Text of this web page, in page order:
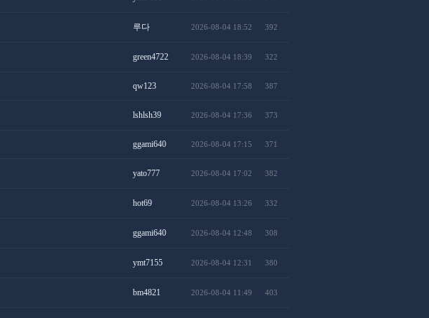
루다 2026-08-04 18:52 392
green4722 2026-08-04 18:39 322
qw123 2026-08-04 17:58 387
lshlsh39 2026-08-04 17:36 373
ggami640 2026-08-04 17:15 371
yato777 2026-08-04 17:02 382
hot69 2026-08-04 13:26 332
ggami640 2026-08-04 12:48 308
ymt7155 2026-08-04 12:31 380
bm4821 2026-08-04 11:49 403